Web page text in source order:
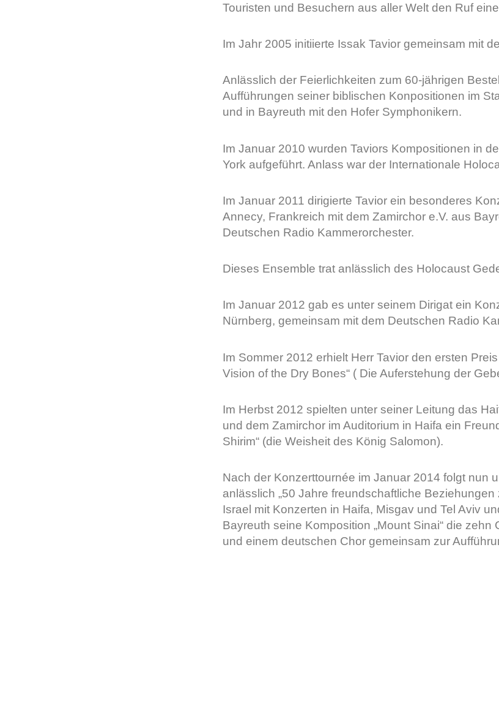
Touristen und Besuchern aus aller Welt den Ruf
Im Jahr 2005 initiierte Issak Tavior gemeinsam mit
Anlässlich der Feierlichkeiten zum 60-jährigen
Aufführungen seiner biblischen Konpositionen im
und in Bayreuth mit den Hofer Symphonikern.
Im Januar 2010 wurden Taviors Kompositionen in
York aufgeführt. Anlass war der Internationale
Im Januar 2011 dirigierte Tavior ein besonderes
Annecy, Frankreich mit dem Zamirchor e.V. aus
Deutschen Radio Kammerorchester.
Dieses Ensemble trat anlässlich des Holocaust
Im Januar 2012 gab es unter seinem Dirigat ein
Nürnberg, gemeinsam mit dem Deutschen Radio
Im Sommer 2012 erhielt Herr Tavior den ersten
Vision of the Dry Bones“ ( Die Auferstehung der
Im Herbst 2012 spielten unter seiner Leitung das
und dem Zamirchor im Auditorium in Haifa ein
Shirim“ (die Weisheit des König Salomon).
Nach der Konzerttournée im Januar 2014 folgt nun
anlässlich „50 Jahre freundschaftliche
Israel mit Konzerten in Haifa, Misgav und Tel Aviv
Bayreuth seine Komposition „Mount Sinai“ die
und einem deutschen Chor gemeinsam zur